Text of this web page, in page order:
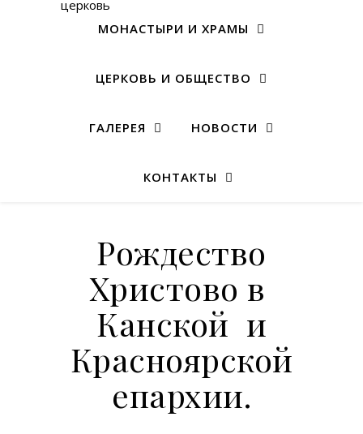
МОНАСТЫРИ И ХРАМЫ
ЦЕРКОВЬ И ОБЩЕСТВО
ГАЛЕРЕЯ НОВОСТИ
КОНТАКТЫ
Рождество
Христово в
Канской и
Красноярской
епархии.